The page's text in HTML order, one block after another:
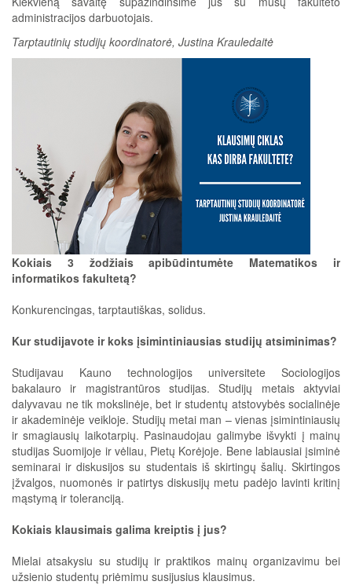
administracijos darbuotojais.
Tarptautinių studijų koordinatorė, Justina Krauledaitė
Kokiais 3 žodžiais apibūdintumėte Matematikos ir
informatikos fakultetą?
Konkurencingas, tarptautiškas, solidus.
Kur studijavote ir koks įsimintiniausias studijų atsiminimas?
Studijavau Kauno technologijos universitete Sociologijos
bakalauro ir magistrantūros studijas. Studijų metais aktyviai
dalyvavau ne tik mokslinėje, bet ir studentų atstovybės socialinėje
ir akademinėje veikloje. Studijų metai man – vienas įsimintiniausių
ir smagiausių laikotarpių. Pasinaudojau galimybe išvykti į mainų
studijas Suomijoje ir vėliau, Pietų Korėjoje. Bene labiausiai įsiminė
seminarai ir diskusijos su studentais iš skirtingų šalių. Skirtingos
įžvalgos, nuomonės ir patirtys diskusijų metu padėjo lavinti kritinį
mąstymą ir toleranciją.
Kokiais klausimais galima kreiptis į jus?
Mielai atsakysiu su studijų ir praktikos mainų organizavimu bei
užsienio studentų priėmimu susijusius klausimus.